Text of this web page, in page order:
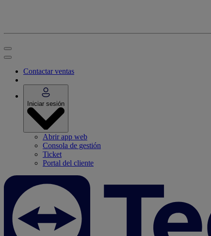
Contactar ventas
Iniciar sesión
Abrir app web
Consola de gestión
Ticket
Portal del cliente